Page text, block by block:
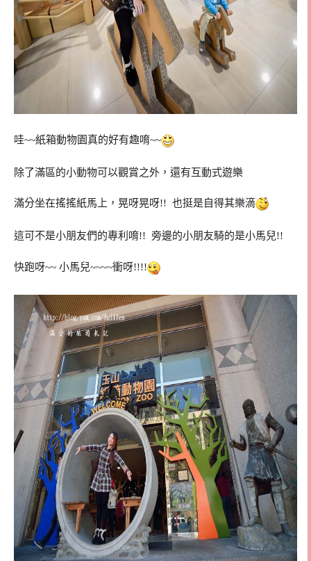
哇~~紙箱動物園真的好有趣唷~~
除了滿區的小動物可以觀賞之外，還有互動式遊樂
滿分坐在搖搖紙馬上，晃呀晃呀!! 也挺是自得其樂滴
這可不是小朋友們的專利唷!! 旁邊的小朋友騎的是小馬兒!!
快跑呀~~ 小馬兒~~~~衝呀!!!!